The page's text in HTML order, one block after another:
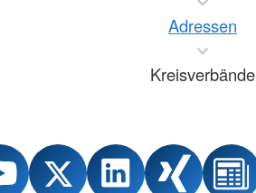
Adressen
Kreisverbände